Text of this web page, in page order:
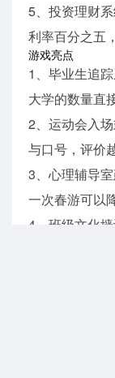
5、投资理财
利率百分之五
游戏亮点
1、毕业生追
大学的数量直
2、运动会入
与口号，评价
3、心理辅导
一次春游可以
4、班级文化